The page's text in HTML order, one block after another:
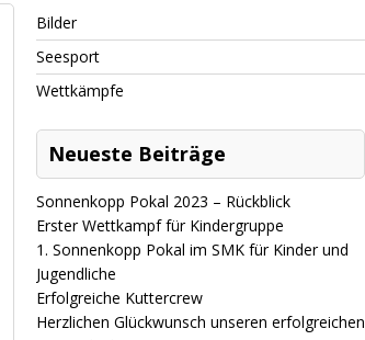
Bilder
Seesport
Wettkämpfe
Neueste Beiträge
Sonnenkopp Pokal 2023 – Rückblick
Erster Wettkampf für Kindergruppe
1. Sonnenkopp Pokal im SMK für Kinder und
Jugendliche
Erfolgreiche Kuttercrew
Herzlichen Glückwunsch unseren erfolgreichen